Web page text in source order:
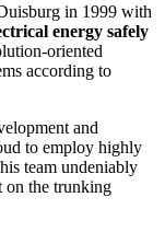
in 1999 with
energy safely
oriented
according to
and
to employ highly
team undeniably
on the trunking